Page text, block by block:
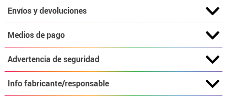
Envíos y devoluciones
Medios de pago
Advertencia de seguridad
Info fabricante/responsable